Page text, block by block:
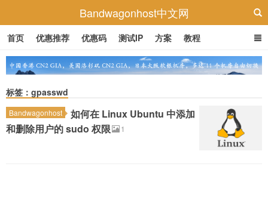
Bandwagonhost中文网
首页 优惠推荐 优惠码 测试IP 方案 教程
标签：gpasswd
Bandwagonhost
如何在 Linux Ubuntu 中添加
和删除用户的 sudo 权限
1